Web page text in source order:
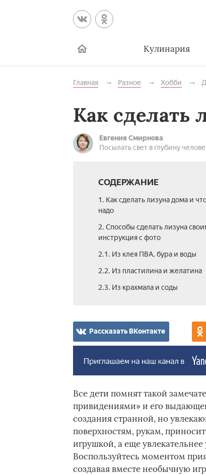
Кулинария
Главная Разное Хобби
Как сделать
Евгения Смирнова
Посылать свет в глубину
СОДЕРЖАНИЕ
1. Как сделать лизуна дома и
надо
2. Способы сделать лизуна
инструкция с фото
2.1. Из клея ПВА, бура и воды
2.2. Из пластилина и желатина
2.3. Из крахмала и соды
Рассказать ВКонтакте
Все дети помнят такой
привидениями» и его
создания странной, но
поверхностям, рукам,
игрушкой, а еще
Воспользуйтесь моментом
создавая вместе необычную